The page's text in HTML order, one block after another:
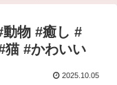
物 #癒し #
猫 #かわいい
2025.10.05